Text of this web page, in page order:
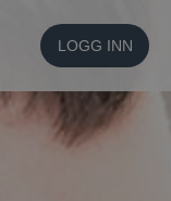
LOGG INN